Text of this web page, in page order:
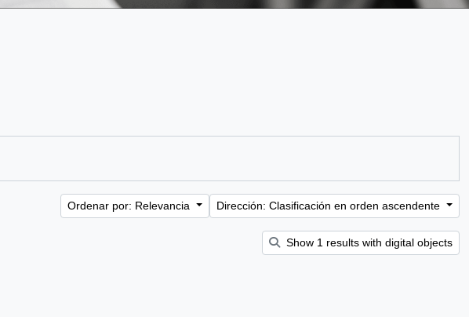
Ordenar por: Relevancia Dirección: Clasificación en orden ascendente
Show 1 results with digital objects